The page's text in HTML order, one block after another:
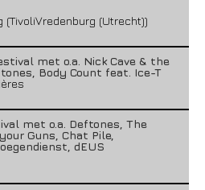
(TivoliVredenburg (Utrecht))
met o.a. Nick Cave & the
Body Count feat. Ice-T
met o.a. Deftones, The
Guns, Chat Pile,
dEUS